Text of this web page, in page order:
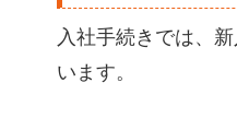
入社手続きでは、
います。